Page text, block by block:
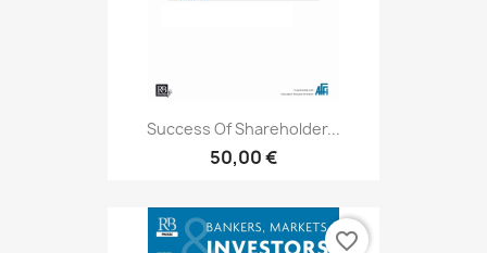
Success Of Shareholder...
50,00 €
favorite_border